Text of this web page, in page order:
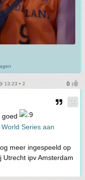
13:23 • 2
goed
Series aan
meer ingespeeld op
ipv Amsterdam